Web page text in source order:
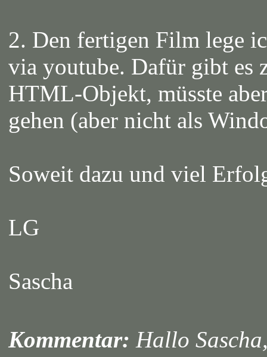
2. Den fertigen Film lege
via youtube. Dafür gibt es
HTML-Objekt, müsste
gehen (aber nicht als
Soweit dazu und viel
LG
Sascha
Kommentar: Hallo